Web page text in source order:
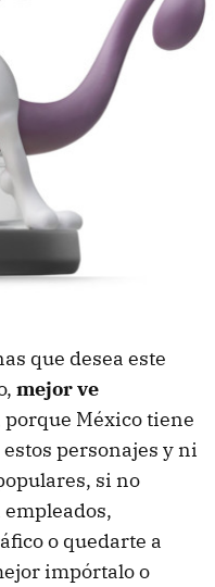
que desea este
mejor ve
México tiene
personajes y ni
si no
o quedarte a
impórtalo o